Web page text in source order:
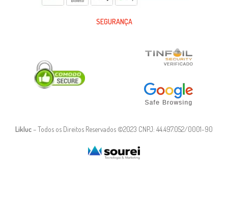
SEGURANÇA
Likluc– Todos os Direitos Reservados ©2023 CNPJ: 44.497.052/0001-90